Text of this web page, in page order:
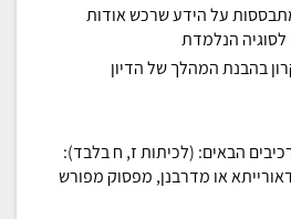
על הידע שרכש אודות
הנלמדת
בהבנת המהלך של הדיון
הבאים: (לכיתות ז, ח בלבד):
או מדרבנן, מפסוק מפורש